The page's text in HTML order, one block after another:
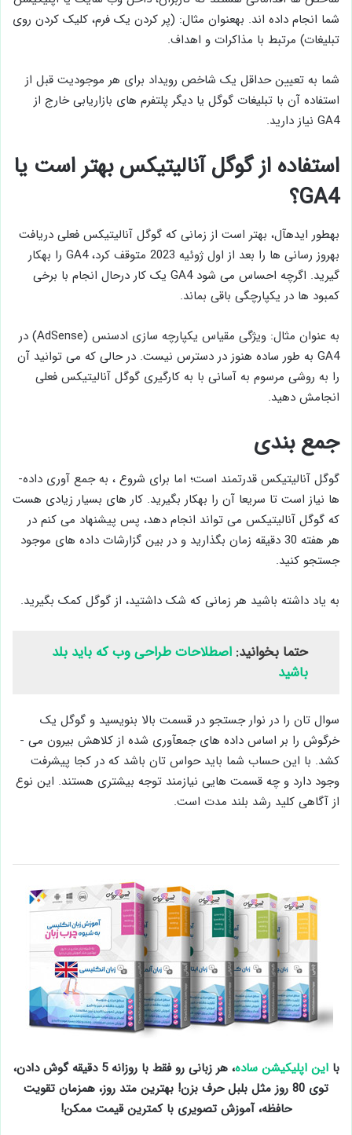
شما انجام داده­ اند. به­عنوان مثال: (پر کردن یک فرم، کلیک کردن روی
تبلیغات) مرتبط با مذاکرات و اهداف.
شما به تعیین حداقل یک شاخص رویداد برای هر موجودیت قبل از
استفاده آن با تبلیغات گوگل یا دیگر پلتفرم ­های بازاریابی خارج از
GA4 نیاز دارید.
استفاده از گوگل آنالیتیکس بهتر است یا
GA4؟
به­طور ایده­آل، بهتر است از زمانی که گوگل آنالیتیکس فعلی دریافت
به­روز رسانی ­ها را بعد از اول ژوئیه 2023 متوقف کرد، GA4 را به­کار
گیرید. اگرچه احساس می ­شود GA4 یک کار درحال انجام با برخی
کمبود ها در یک­پارچگی باقی بماند.
به ­عنوان مثال: ویژگی مقیاس یک­پارچه ­سازی ادسنس (AdSense) در
GA4 به ­طور ساده هنوز در دسترس نیست. در حالی که می ­توانید آن
را به روشی مرسوم به ­آسانی با به­ کارگیری گوگل آنالیتیکس فعلی
انجامش دهید.
جمع بندی
گوگل آنالیتیکس قدرتمند است؛ اما برای شروع ، به جمع­ آوری داده­
ها نیاز است تا سریعا آن را به­کار بگیرید. کار های بسیار زیادی هست
که گوگل آنالیتیکس می ­تواند انجام دهد، پس پیشنهاد می ­کنم در
هر هفته 30 دقیقه زمان بگذارید و در بین گزارشات داده­ های موجود
جستجو کنید.
به یاد داشته باشید هر زمانی که شک داشتید، از گوگل کمک بگیرید.
حتما بخوانید: اصطلاحات طراحی وب که باید بلد
باشید
سوال تان را در نوار جستجو در قسمت بالا بنویسید و گوگل یک
خرگوش را بر اساس داده ­های جمع­آوری شده از کلاهش بیرون می ­
کشد. با این حساب شما باید حواس تان باشد که در کجا پیشرفت
وجود دارد و چه قسمت ­هایی نیازمند توجه بیشتری هستند. این نوع
از آگاهی کلید رشد بلند مدت است.
بااین اپلیکیشن ساده
، هر زبانی رو فقط با روزانه 5 دقیقه گوش دادن،
توی 80 روز مثل بلبل حرف بزن! بهترین متد روز، همزمان تقویت
حافظه، آموزش تصویری با کمترین قیمت ممکن!